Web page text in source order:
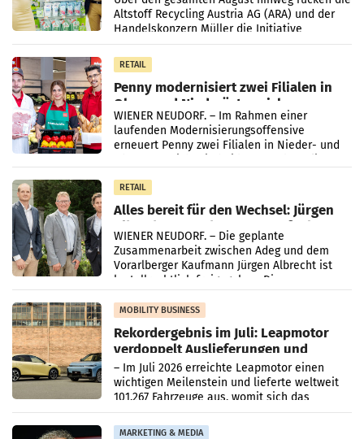
Altstoff Recycling Austria AG (ARA) und der
Handelskonzern Müller die Initiative
„Kreislauf-Helden“ in allen österreichischen
Müller-Filialen
RETAIL
Penny modernisiert zwei Filialen in
Ober- und Niederösterreich
WIENER NEUDORF. – Im Rahmen einer
laufenden Modernisierungsoffensive
erneuert Penny zwei Filialen in Nieder- und
RETAIL
Alles bereit für den Wechsel: Jürgen
Albrecht setzt ab 1.1.2027 auf Adeg
WIENER NEUDORF. – Die geplante
Zusammenarbeit zwischen Adeg und dem
Vorarlberger Kaufmann Jürgen Albrecht ist
kartellrechtlich freigegeben: Die
Bundeswettbewerbsbehörde und der
Bundeskartellanwalt
MOBILITY BUSINESS
Rekordergebnis im Juli: Leapmotor
verdoppelt Auslieferungen und
überschreitet die 100.000er-Marke
– Im Juli 2026 erreichte Leapmotor einen
wichtigen Meilenstein und lieferte weltweit
101.267 Fahrzeuge aus, womit sich das
Ergebnis gegenüber Juli 2025 mehr als
verdoppelte (+102
MARKETING & MEDIA